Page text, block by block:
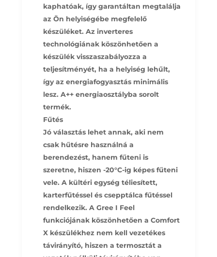
kaphatóak, így garantáltan megtalálja
az Ön helyiségébe megfelelő
készüléket. Az inverteres
technológiának köszönhetően a
készülék visszaszabályozza a
teljesítményét, ha a helyiség lehűlt,
így az energiafogyasztás minimális
lesz. A++ energiaosztályba sorolt
termék.
Fűtés
Jó választás lehet annak, aki nem
csak hűtésre használná a
berendezést, hanem fűteni is
szeretne, hiszen -20°C-ig képes fűteni
vele. A kültéri egység téliesített,
karterfűtéssel és csepptálca fűtéssel
rendelkezik. A Gree I Feel
funkciójának köszönhetően a Comfort
X készülékhez nem kell vezetékes
távirányító, hiszen a termosztát a